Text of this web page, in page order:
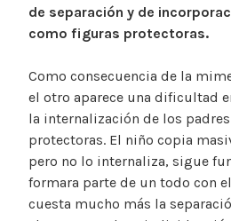
de separación y de
como figuras protectoras.
Como consecuencia de la
el otro aparece una dificultad
la internalización de los
protectoras. El niño copia
pero no lo internaliza, sigue
formara parte de un todo con
cuesta mucho más la